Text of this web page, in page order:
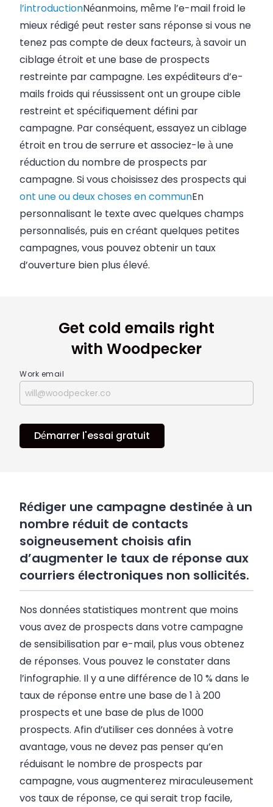
l’introductionNéanmoins, même l’e-mail froid le
mieux rédigé peut rester sans réponse si vous ne
tenez pas compte de deux facteurs, à savoir un
ciblage étroit et une base de prospects
restreinte par campagne. Les expéditeurs d’e-
mails froids qui réussissent ont un groupe cible
restreint et spécifiquement défini par
campagne. Par conséquent, essayez un ciblage
étroit en trou de serrure et associez-le à une
réduction du nombre de prospects par
campagne. Si vous choisissez des prospects qui
ont une ou deux choses en communEn
personnalisant le texte avec quelques champs
personnalisés, puis en créant quelques petites
campagnes, vous pouvez obtenir un taux
d’ouverture bien plus élevé.
Get cold emails right
with Woodpecker
Work email
Démarrer l'essai gratuit
Rédiger une campagne destinée à un
nombre réduit de contacts
soigneusement choisis afin
d’augmenter le taux de réponse aux
courriers électroniques non sollicités.
Nos données statistiques montrent que moins
vous avez de prospects dans votre campagne
de sensibilisation par e-mail, plus vous obtenez
de réponses. Vous pouvez le constater dans
l’infographie. Il y a une différence de 10 % dans le
taux de réponse entre une base de 1 à 200
prospects et une base de plus de 1000
prospects. Afin d’utiliser ces données à votre
avantage, vous ne devez pas penser qu’en
réduisant le nombre de prospects par
campagne, vous augmenterez miraculeusement
vos taux de réponse, ce qui serait trop facile,